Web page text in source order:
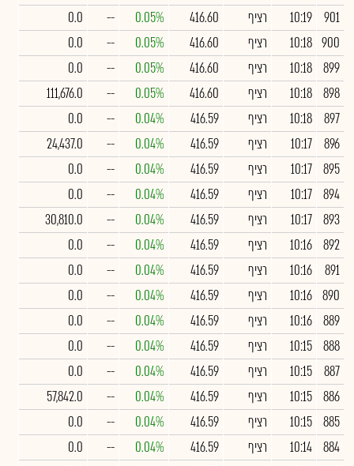
901
10:19 רציף 416.60
0.05%
--
0.0
900
10:18 רציף 416.60
0.05%
--
0.0
899
10:18 רציף 416.60
0.05%
--
0.0
898
10:18 רציף 416.60
0.05%
--
111,676.0
897
10:18 רציף 416.59
0.04%
--
0.0
896
10:17 רציף 416.59
0.04%
--
24,437.0
895
10:17 רציף 416.59
0.04%
--
0.0
894
10:17 רציף 416.59
0.04%
--
0.0
893
10:17 רציף 416.59
0.04%
--
30,810.0
892
10:16 רציף 416.59
0.04%
--
0.0
891
10:16 רציף 416.59
0.04%
--
0.0
890
10:16 רציף 416.59
0.04%
--
0.0
889
10:16 רציף 416.59
0.04%
--
0.0
888
10:15 רציף 416.59
0.04%
--
0.0
887
10:15 רציף 416.59
0.04%
--
0.0
886
10:15 רציף 416.59
0.04%
--
57,842.0
885
10:15 רציף 416.59
0.04%
--
0.0
884
10:14 רציף 416.59
0.04%
--
0.0